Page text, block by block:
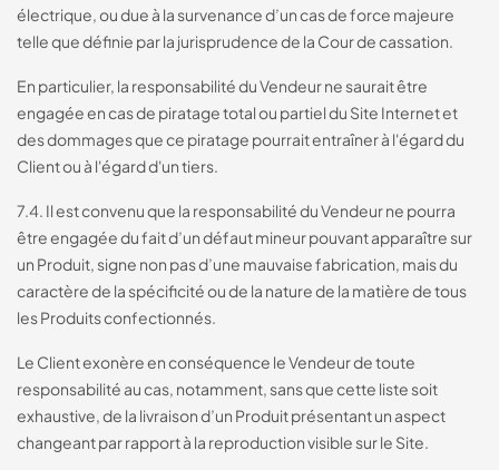
électrique, ou due à la survenance d’un cas de force majeure
telle que définie par la jurisprudence de la Cour de cassation.
En particulier, la responsabilité du Vendeur ne saurait être
engagée en cas de piratage total ou partiel du Site Internet et
des dommages que ce piratage pourrait entraîner à l'égard du
Client ou à l'égard d'un tiers.
7.4. Il est convenu que la responsabilité du Vendeur ne pourra
être engagée du fait d’un défaut mineur pouvant apparaître sur
un Produit, signe non pas d’une mauvaise fabrication, mais du
caractère de la spécificité ou de la nature de la matière de tous
les Produits confectionnés.
Le Client exonère en conséquence le Vendeur de toute
responsabilité au cas, notamment, sans que cette liste soit
exhaustive, de la livraison d’un Produit présentant un aspect
changeant par rapport à la reproduction visible sur le Site.